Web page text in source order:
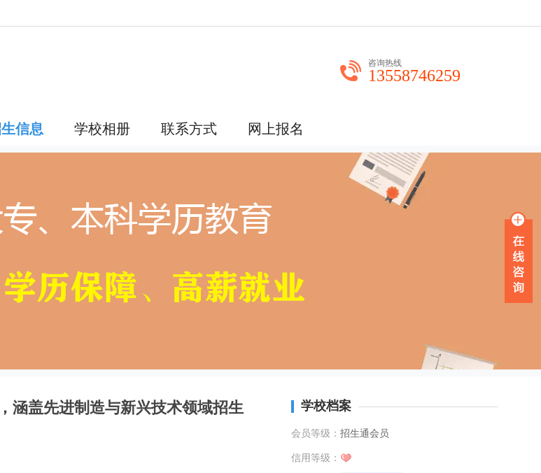
咨询热线
13558746259
信息 学校相册 联系方式 网上报名
涵盖先进制造与新兴技术领域招生
学校档案
会员等级： 招生通会员
信用等级：